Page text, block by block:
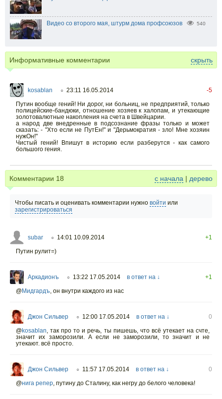
Видео со второго мая, штурм дома профсоюзов 540
Информативные комментарии скрыть
kosablan ○ 23:11 16.05.2014
-5
Путин вообще гений! Ни дорог, ни больниц, не предприятий, только
полицейские-бандюки, отношение хозяев к халопам, и утекающие
золотовалютные накопления на счета в Швейцарии.
а народ две внедренные в подсознание фразы только и может
сказать: - "Хто если не ПутЕн!" и "Дерьмократия - зло! Мне хозяин
нужОн!"
Чистый гений! Впишут в историю если разберутся - как самого
большого гения.
Комментарии 18 с начала | дерево
Чтобы писать и оценивать комментарии нужно войти или
зарегистрироваться
subar ○ 14:01 10.09.2014
+1
Путин рулит=)
Аркадионъ ○ 13:22 17.05.2014 в ответ на ↓
+1
@Мидгардъ, он внутри каждого из нас
Джон Сильвер ○ 12:00 17.05.2014 в ответ на ↓
0
@kosablan,так про то и речь, ты пишешь, что всё утекает на счте,
значит их заморозили. А если не заморозили, то значит и не
утекают. всё просто.
Джон Сильвер ○ 11:57 17.05.2014 в ответ на ↓
0
@нига репер, путину до Сталину, как негру до белого человека!